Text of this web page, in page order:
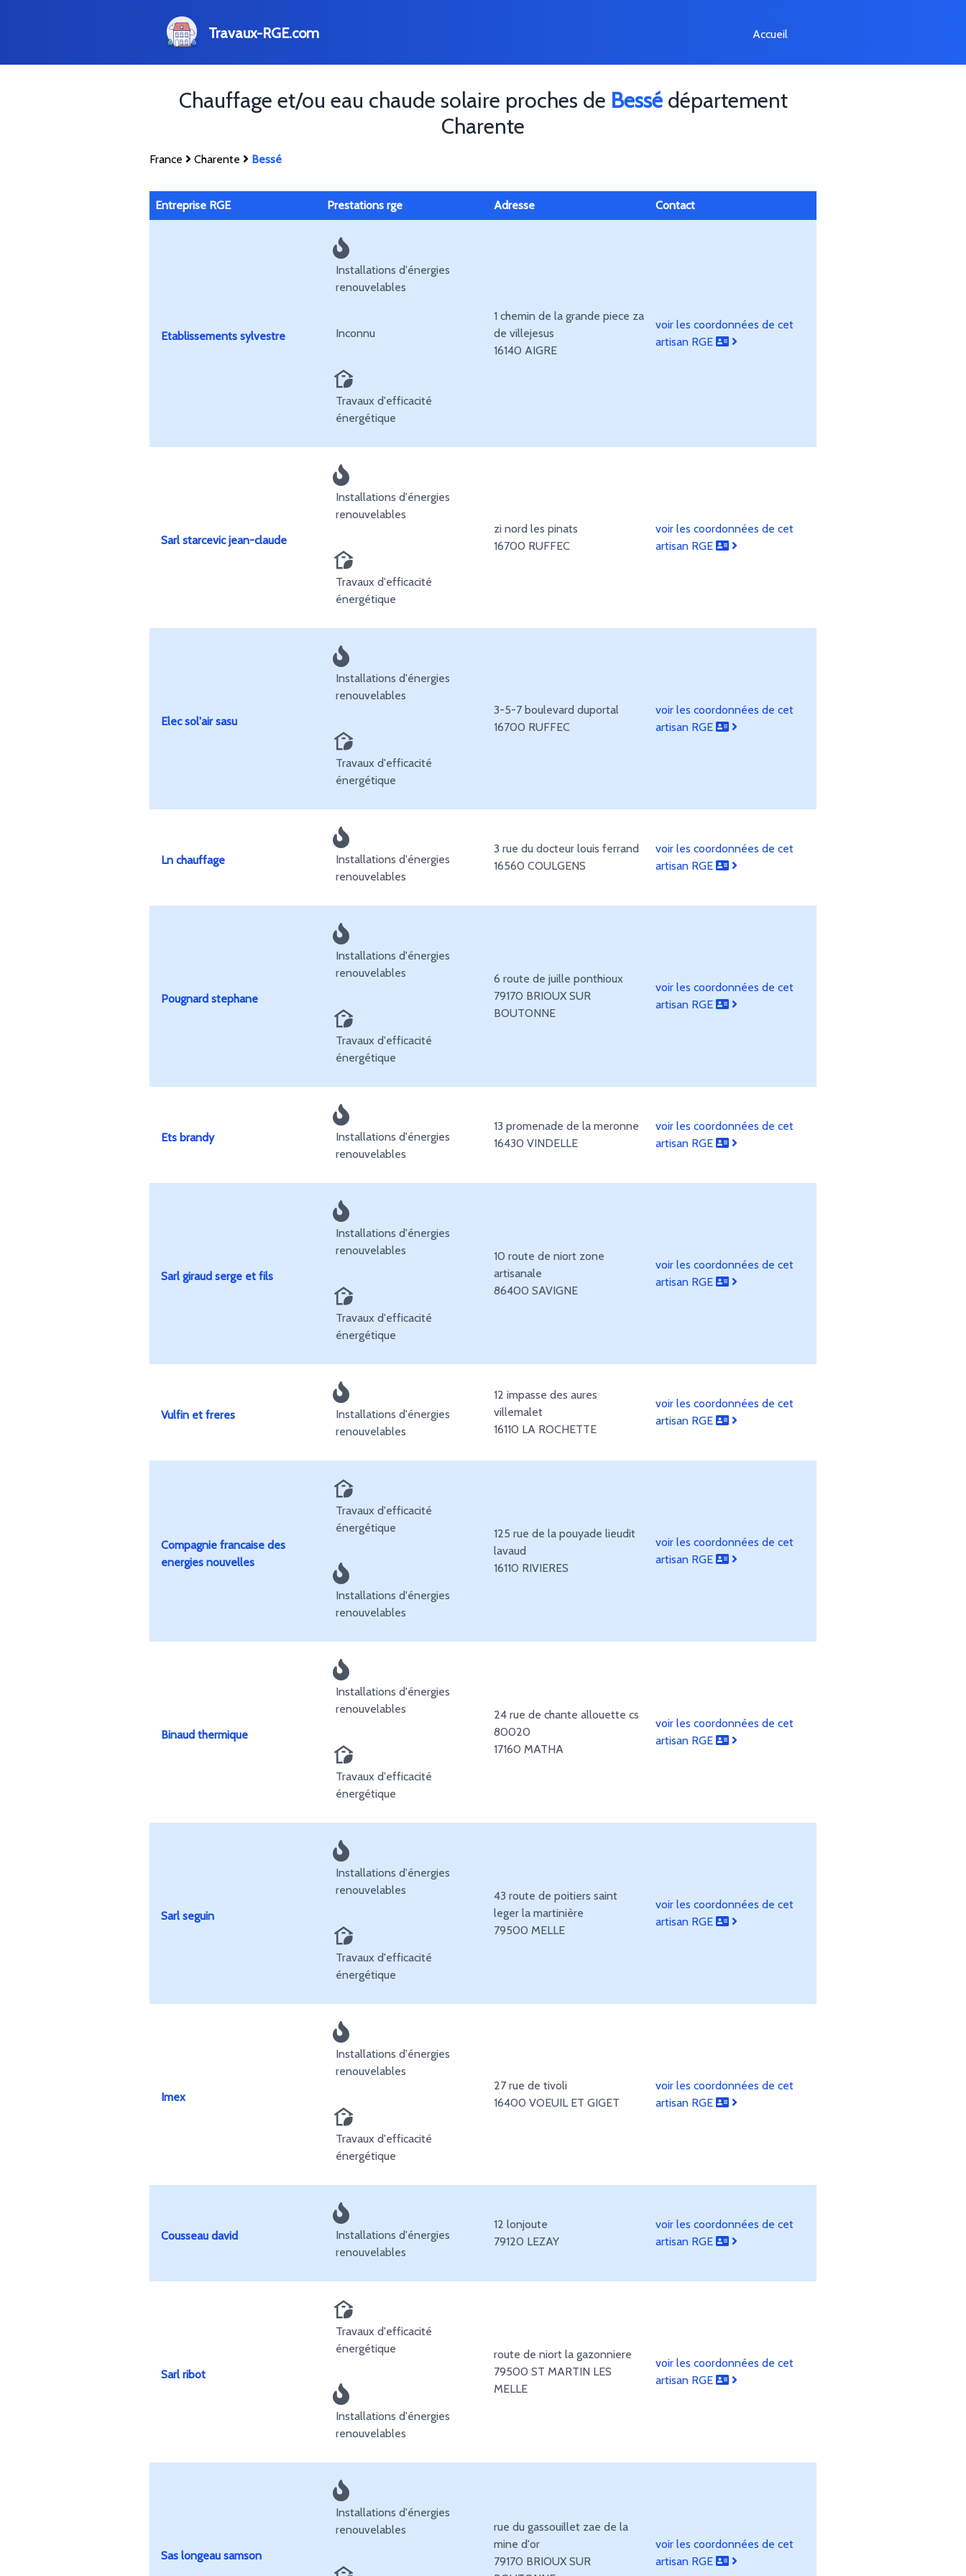
Travaux-RGE.com Accueil
Chauffage et/ou eau chaude solaire proches de Bessédépartement
Charente
France Charente Bessé
Entreprise RGE Prestations rge Adresse Contact
Etablissements sylvestre
Installations d'énergies
renouvelables
Inconnu
Travaux d'efficacité
énergétique
1 chemin de la grande piece za
de villejesus
16140 AIGRE
voir les coordonnées de cet
artisan RGE
Sarl starcevic jean-claude
Installations d'énergies
renouvelables
Travaux d'efficacité
énergétique
zi nord les pinats
16700 RUFFEC
voir les coordonnées de cet
artisan RGE
Elec sol'air sasu
Installations d'énergies
renouvelables
Travaux d'efficacité
énergétique
3-5-7 boulevard duportal
16700 RUFFEC
voir les coordonnées de cet
artisan RGE
Ln chauffage
Installations d'énergies
renouvelables
3 rue du docteur louis ferrand
16560 COULGENS
voir les coordonnées de cet
artisan RGE
Pougnard stephane
Installations d'énergies
renouvelables
Travaux d'efficacité
énergétique
6 route de juille ponthioux
79170 BRIOUX SUR
BOUTONNE
voir les coordonnées de cet
artisan RGE
Ets brandy
Installations d'énergies
renouvelables
13 promenade de la meronne
16430 VINDELLE
voir les coordonnées de cet
artisan RGE
Sarl giraud serge et fils
Installations d'énergies
renouvelables
Travaux d'efficacité
énergétique
10 route de niort zone
artisanale
86400 SAVIGNE
voir les coordonnées de cet
artisan RGE
Vulfin et freres
Installations d'énergies
renouvelables
12 impasse des aures
villemalet
16110 LA ROCHETTE
voir les coordonnées de cet
artisan RGE
Compagnie francaise des
energies nouvelles
Travaux d'efficacité
énergétique
Installations d'énergies
renouvelables
125 rue de la pouyade lieudit
lavaud
16110 RIVIERES
voir les coordonnées de cet
artisan RGE
Binaud thermique
Installations d'énergies
renouvelables
Travaux d'efficacité
énergétique
24 rue de chante allouette cs
80020
17160 MATHA
voir les coordonnées de cet
artisan RGE
Sarl seguin
Installations d'énergies
renouvelables
Travaux d'efficacité
énergétique
43 route de poitiers saint
leger la martinière
79500 MELLE
voir les coordonnées de cet
artisan RGE
Imex
Installations d'énergies
renouvelables
Travaux d'efficacité
énergétique
27 rue de tivoli
16400 VOEUIL ET GIGET
voir les coordonnées de cet
artisan RGE
Cousseau david
Installations d'énergies
renouvelables
12 lonjoute
79120 LEZAY
voir les coordonnées de cet
artisan RGE
Sarl ribot
Travaux d'efficacité
énergétique
Installations d'énergies
renouvelables
route de niort la gazonniere
79500 ST MARTIN LES
MELLE
voir les coordonnées de cet
artisan RGE
Sas longeau samson
Installations d'énergies
renouvelables
rue du gassouillet zae de la
mine d'or
79170 BRIOUX SUR
voir les coordonnées de cet
artisan RGE